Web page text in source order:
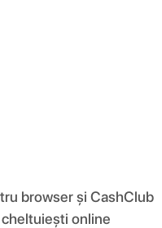
browser și CashClub
online